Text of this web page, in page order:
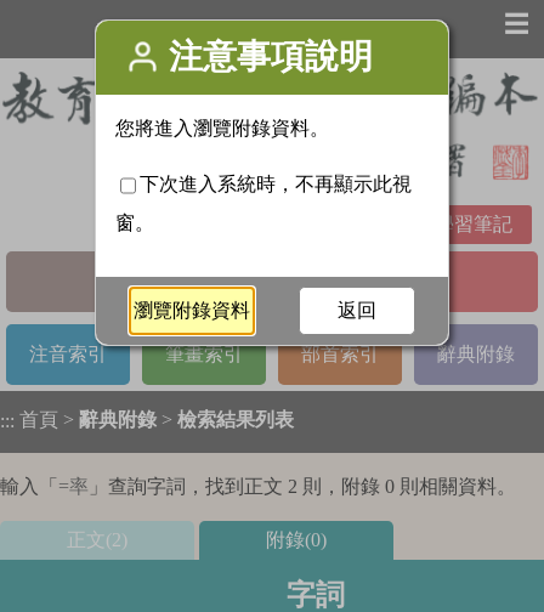
☰
學習筆記
基本檢索 進階檢索
注音索引 筆畫索引 部首索引 辭典附錄
::: 首頁 > 辭典附錄 > 檢索結果列表
輸入「 =率 」查詢字詞，找到正文 2 則，附錄 0 則相關資料。
正文(2) 附錄(0)
字詞